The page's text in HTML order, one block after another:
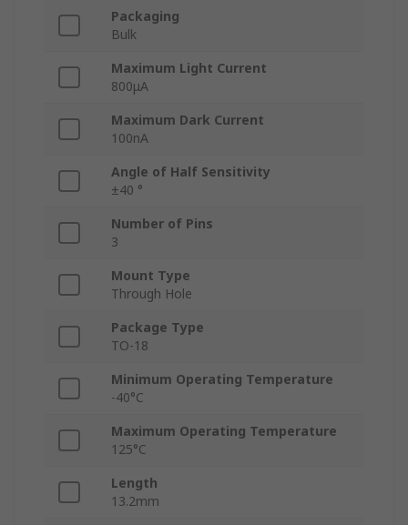
Packaging
Bulk
Maximum Light Current
800μA
Maximum Dark Current
100nA
Angle of Half Sensitivity
±40 °
Number of Pins
3
Mount Type
Through Hole
Package Type
TO-18
Minimum Operating Temperature
-40°C
Maximum Operating Temperature
125°C
Length
13.2mm